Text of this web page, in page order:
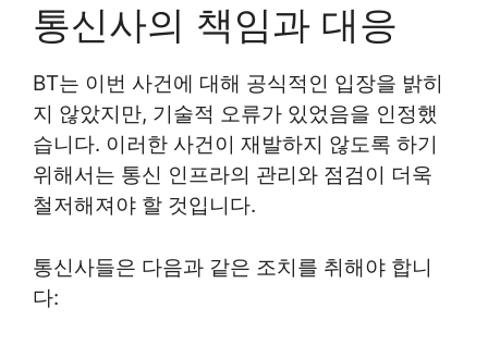
통신사의 책임과 대응
BT는 이번 사건에 대해 공식적인 입장을 밝히
지 않았지만, 기술적 오류가 있었음을 인정했
습니다. 이러한 사건이 재발하지 않도록 하기
위해서는 통신 인프라의 관리와 점검이 더욱
철저해져야 할 것입니다.
통신사들은 다음과 같은 조치를 취해야 합니
다: